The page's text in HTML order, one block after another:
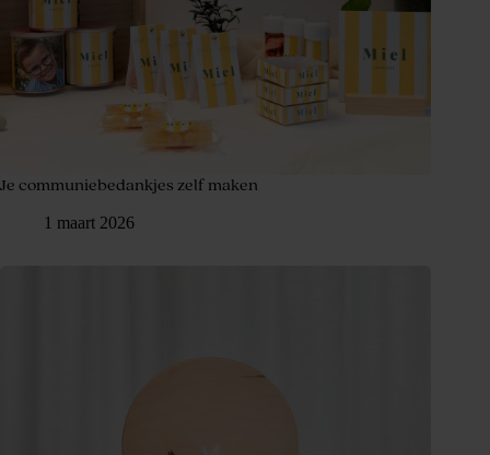
Je communiebedankjes zelf maken
1 maart 2026